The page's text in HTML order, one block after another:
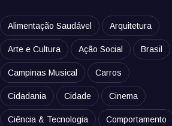
Alimentação Saudável Arquitetura
Arte e Cultura Ação Social Brasil
Campinas Musical Carros
Cidadania Cidade Cinema
Ciência & Tecnologia Comportamento